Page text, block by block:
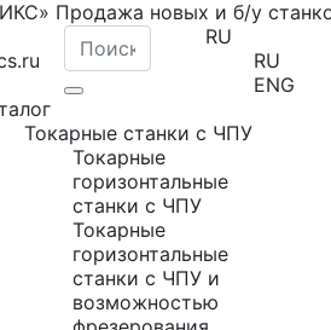
Продажа новых и б/у
RU
RU
ENG
Токарные станки с ЧПУ
Токарные
горизонтальные
станки с ЧПУ
Токарные
горизонтальные
станки с ЧПУ и
возможностью